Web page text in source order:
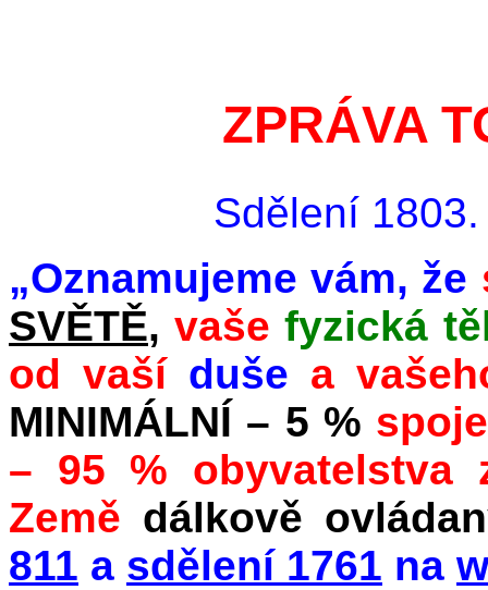
ZPRÁVA
Sdělení
„Oznamujeme vám, že
SVĚTĚ, vašefyzická
od vaší duše a
MINIMÁLNÍ – 5 %
– 95 % obyvatelstva
Země dálkově
811 a sdělení 1761 na